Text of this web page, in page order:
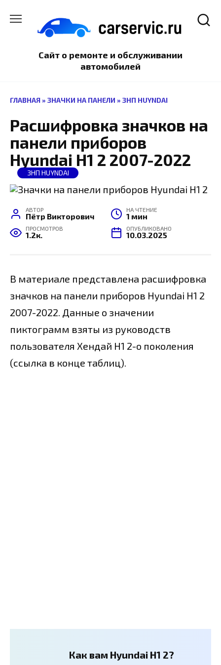
содержанию
Сайт о ремонте и обслуживании
автомобилей
ГЛАВНАЯ » ЗНАЧКИ НА ПАНЕЛИ » ЗНП HUYNDAI
Расшифровка значков на
панели приборов
Hyundai H1 2 2007-2022
ЗНП HUYNDAI
АВТОР
Пётр Викторович
НА ЧТЕНИЕ
1 мин
ПРОСМОТРОВ
1.2к.
ОПУБЛИКОВАНО
10.03.2025
В материале представлена расшифровка
значков на панели приборов Hyundai H1 2
2007-2022. Данные о значении
пиктограмм взяты из руководств
пользователя Хендай Н1 2-о поколения
(ссылка в конце таблиц).
Как вам Hyundai H1 2?